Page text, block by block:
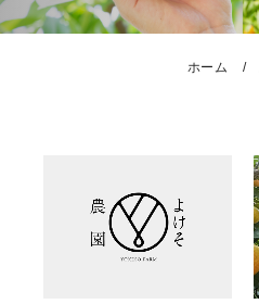
贈答用桃
特選 贈答用みかん
ホーム